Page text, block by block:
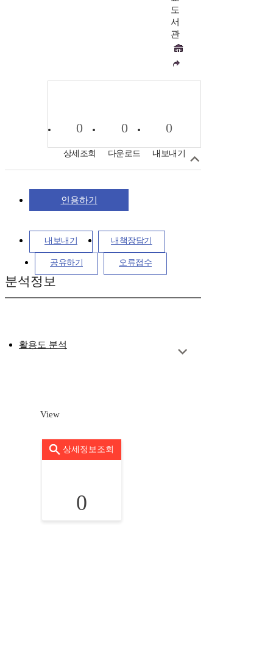
도
서
관
0
상세조회
0
다운로드
0
내보내기
인용하기
내보내기 내책장담기
공유하기 오류접수
분석정보
활용도 분석
View
상세정보조회
0